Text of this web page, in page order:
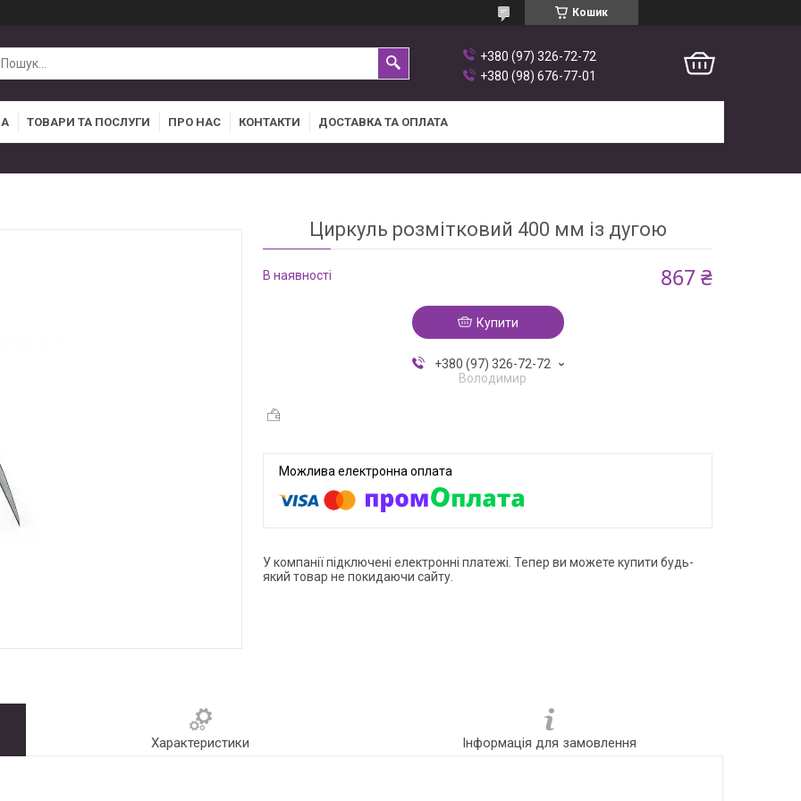
Кошик
+380 (97) 326-72-72
+380 (98) 676-77-01
ТОВАРИ ТА ПОСЛУГИ ПРО НАС КОНТАКТИ ДОСТАВКА ТА ОПЛАТА
Циркуль розмітковий 400 мм із дугою
В наявності 867 ₴
Купити
+380 (97) 326-72-72
Володимир
У компанії підключені електронні платежі. Тепер ви можете купити будь-
який товар не покидаючи сайту.
Характеристики Інформація для замовлення